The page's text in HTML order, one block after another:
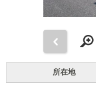
所在地